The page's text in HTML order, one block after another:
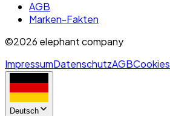
AGB
Marken-Fakten
©2026 elephant company
ImpressumDatenschutzAGBCookies
Deutsch